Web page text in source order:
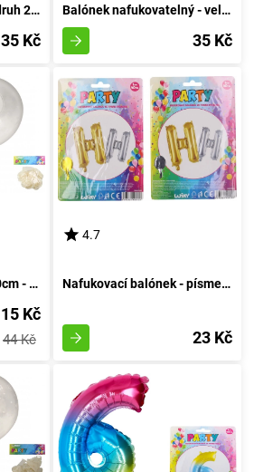
Nafukovací balónek - druh 2 azurový
35 Kč
Balónek nafukovatelný - velikost 6, růžový
35 Kč
Nafukovací balónek 30cm - sada 6 kusů, s luminescencí v temnotě
15 Kč
44 Kč
4.7
Nafukovací balónek - písmeno H - Vzduchový Kruh
23 Kč